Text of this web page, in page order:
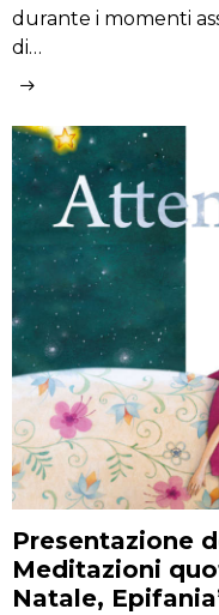
durante i momenti
di…
Presentazione
Meditazioni
Natale,